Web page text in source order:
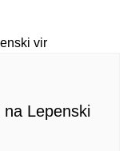
Lepenski